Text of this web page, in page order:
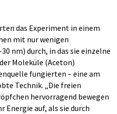
das Experiment in einem
mit nur wenigen
nm) durch, in das sie einzelne
Moleküle (Aceton)
fungierten – eine am
Technik. „Die freien
hervorragend bewegen
Energie auf, als sie durch